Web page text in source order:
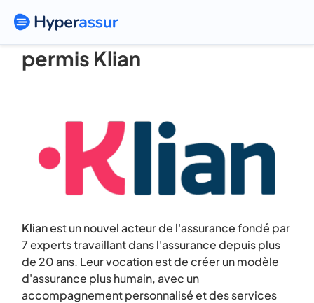
Assurance voiture sans
permis Klian
Klianest un nouvel acteur de l'assurance fondé par
7 experts travaillant dans l'assurance depuis plus
de 20 ans. Leur vocation est de créer un modèle
d'assurance plus humain, avec un
accompagnement personnalisé et des services